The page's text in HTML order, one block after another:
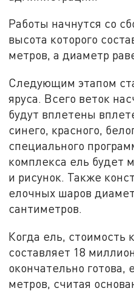
Работы начнутся со
высота которого
метров, а диаметр
Следующим этапом
яруса. Всего веток
будут вплетены
синего, красного,
специального
комплекса ель будет
и рисунок. Также
елочных шаров
сантиметров.
Когда ель, стоимость
составляет 18
окончательно готова,
метров, считая